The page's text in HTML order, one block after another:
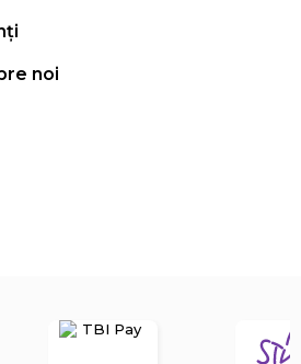
noi